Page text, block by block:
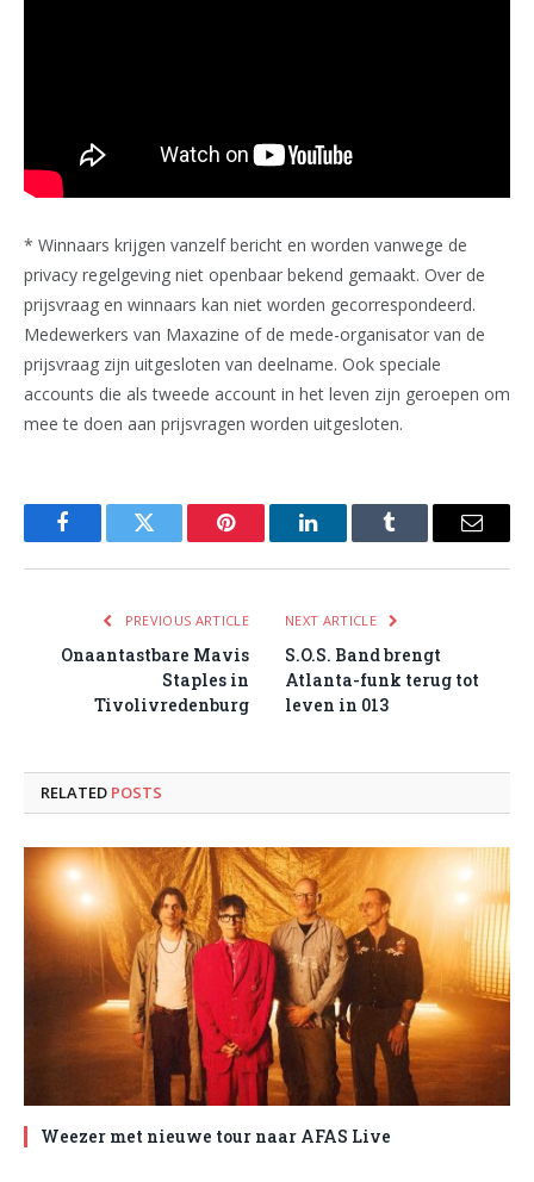
* Winnaars krijgen vanzelf bericht en worden vanwege de
privacy regelgeving niet openbaar bekend gemaakt. Over de
prijsvraag en winnaars kan niet worden gecorrespondeerd.
Medewerkers van Maxazine of de mede-organisator van de
prijsvraag zijn uitgesloten van deelname. Ook speciale
accounts die als tweede account in het leven zijn geroepen om
mee te doen aan prijsvragen worden uitgesloten.
FacebookTwitter Pinterest LinkedInTumblr Email
PREVIOUS ARTICLE
Onaantastbare Mavis
Staples in
Tivolivredenburg
NEXT ARTICLE
S.O.S. Band brengt
Atlanta-funk terug tot
leven in 013
RELATED POSTS
Weezer met nieuwe tour naar AFAS Live